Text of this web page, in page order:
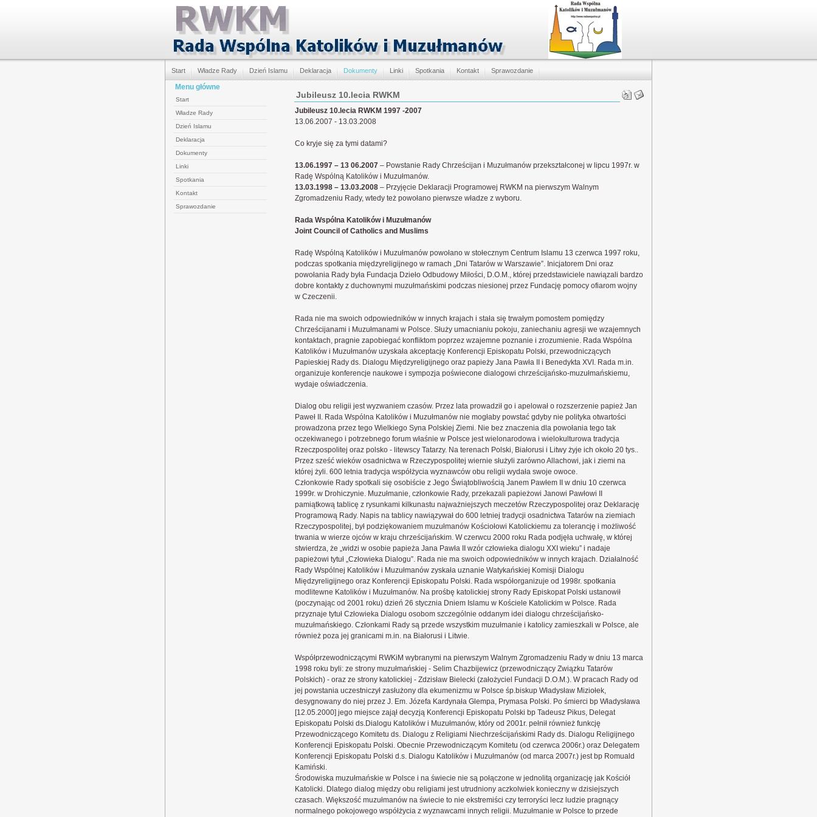
Start Władze Rady Dzień Islamu Deklaracja Dokumenty Linki Spotkania Kontakt Sprawozdanie
Menu główne
Start
Władze Rady
Dzień Islamu
Deklaracja
Dokumenty
Linki
Spotkania
Kontakt
Sprawozdanie
Jubileusz 10.lecia RWKM
Jubileusz 10.lecia RWKM 1997 -2007
13.06.2007 - 13.03.2008
Co kryje się za tymi datami?
13.06.1997 – 13 06.2007 – Powstanie Rady Chrześcijan i Muzułmanów przekształconej w lipcu 1997r. w
Radę Wspólną Katolików i Muzułmanów.
13.03.1998 – 13.03.2008 – Przyjęcie Deklaracji Programowej RWKM na pierwszym Walnym
Zgromadzeniu Rady, wtedy też powołano pierwsze władze z wyboru.
Rada Wspólna Katolików i Muzułmanów
Joint Council of Catholics and Muslims
Radę Wspólną Katolików i Muzułmanów powołano w stołecznym Centrum Islamu 13 czerwca 1997 roku,
podczas spotkania międzyreligijnego w ramach „Dni Tatarów w Warszawie”. Inicjatorem Dni oraz
powołania Rady była Fundacja Dzieło Odbudowy Miłości, D.O.M., której przedstawiciele nawiązali bardzo
dobre kontakty z duchownymi muzułmańskimi podczas niesionej przez Fundację pomocy ofiarom wojny
w Czeczenii.
Rada nie ma swoich odpowiedników w innych krajach i stała się trwałym pomostem pomiędzy
Chrześcijanami i Muzułmanami w Polsce. Służy umacnianiu pokoju, zaniechaniu agresji we wzajemnych
kontaktach, pragnie zapobiegać konfliktom poprzez wzajemne poznanie i zrozumienie. Rada Wspólna
Katolików i Muzułmanów uzyskała akceptację Konferencji Episkopatu Polski, przewodniczących
Papieskiej Rady ds. Dialogu Międzyreligijnego oraz papieży Jana Pawła II i Benedykta XVI. Rada m.in.
organizuje konferencje naukowe i sympozja poświecone dialogowi chrześcijańsko-muzułmańskiemu,
wydaje oświadczenia.
Dialog obu religii jest wyzwaniem czasów. Przez lata prowadził go i apelował o rozszerzenie papież Jan
Paweł II. Rada Wspólna Katolików i Muzułmanów nie mogłaby powstać gdyby nie polityka otwartości
prowadzona przez tego Wielkiego Syna Polskiej Ziemi. Nie bez znaczenia dla powołania tego tak
oczekiwanego i potrzebnego forum właśnie w Polsce jest wielonarodowa i wielokulturowa tradycja
Rzeczpospolitej oraz polsko - litewscy Tatarzy. Na terenach Polski, Białorusi i Litwy żyje ich około 20 tys..
Przez sześć wieków osadnictwa w Rzeczypospolitej wiernie służyli zarówno Allachowi, jak i ziemi na
której żyli. 600 letnia tradycja współżycia wyznawców obu religii wydała swoje owoce.
Członkowie Rady spotkali się osobiście z Jego Świątobliwością Janem Pawłem II w dniu 10 czerwca
1999r. w Drohiczynie. Muzułmanie, członkowie Rady, przekazali papieżowi Janowi Pawłowi II
pamiątkową tablicę z rysunkami kilkunastu najważniejszych meczetów Rzeczypospolitej oraz Deklarację
Programową Rady. Napis na tablicy nawiązywał do 600 letniej tradycji osadnictwa Tatarów na ziemiach
Rzeczypospolitej, był podziękowaniem muzułmanów Kościołowi Katolickiemu za tolerancję i możliwość
trwania w wierze ojców w kraju chrześcijańskim. W czerwcu 2000 roku Rada podjęła uchwałę, w której
stwierdza, że „widzi w osobie papieża Jana Pawła II wzór człowieka dialogu XXI wieku” i nadaje
papieżowi tytuł „Człowieka Dialogu”. Rada nie ma swoich odpowiedników w innych krajach. Działalność
Rady Wspólnej Katolików i Muzułmanów zyskała uznanie Watykańskiej Komisji Dialogu
Międzyreligijnego oraz Konferencji Episkopatu Polski. Rada współorganizuje od 1998r. spotkania
modlitewne Katolików i Muzułmanów. Na prośbę katolickiej strony Rady Episkopat Polski ustanowił
(poczynając od 2001 roku) dzień 26 stycznia Dniem Islamu w Kościele Katolickim w Polsce. Rada
przyznaje tytuł Człowieka Dialogu osobom szczególnie oddanym idei dialogu chrześcijańsko-
muzułmańskiego. Członkami Rady są przede wszystkim muzułmanie i katolicy zamieszkali w Polsce, ale
również poza jej granicami m.in. na Białorusi i Litwie.
Współprzewodniczącymi RWKiM wybranymi na pierwszym Walnym Zgromadzeniu Rady w dniu 13 marca
1998 roku byli: ze strony muzułmańskiej - Selim Chazbijewicz (przewodniczący Związku Tatarów
Polskich) - oraz ze strony katolickiej - Zdzisław Bielecki (założyciel Fundacji D.O.M.). W pracach Rady od
jej powstania uczestniczył zasłużony dla ekumenizmu w Polsce śp.biskup Władysław Miziołek,
desygnowany do niej przez J. Em. Józefa Kardynała Glempa, Prymasa Polski. Po śmierci bp Władysława
[12.05.2000] jego miejsce zajął decyzją Konferencji Episkopatu Polski bp Tadeusz Pikus, Delegat
Episkopatu Polski ds.Dialogu Katolików i Muzułmanów, który od 2001r. pełnił również funkcję
Przewodniczącego Komitetu ds. Dialogu z Religiami Niechrześcijańskimi Rady ds. Dialogu Religijnego
Konferencji Episkopatu Polski. Obecnie Przewodniczącym Komitetu (od czerwca 2006r.) oraz Delegatem
Konferencji Episkopatu Polski d.s. Dialogu Katolików i Muzułmanów (od marca 2007r.) jest bp Romuald
Kamiński.
Środowiska muzułmańskie w Polsce i na świecie nie są połączone w jednolitą organizację jak Kościół
Katolicki. Dlatego dialog między obu religiami jest utrudniony aczkolwiek konieczny w dzisiejszych
czasach. Większość muzułmanów na świecie to nie ekstremiści czy terroryści lecz ludzie pragnący
normalnego pokojowego współżycia z wyznawcami innych religii. Muzułmanie w Polsce to przede